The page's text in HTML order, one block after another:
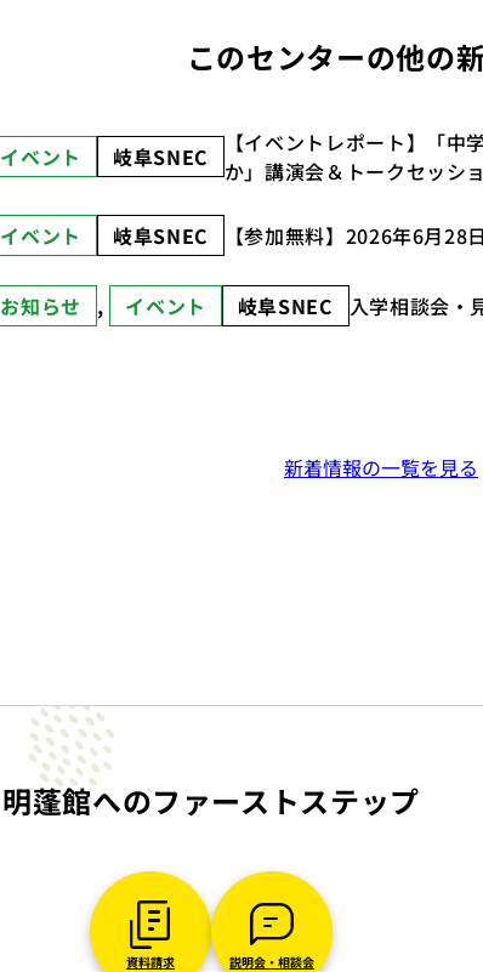
このセンターの他の
イベント 岐阜SNEC
【イベントレポート】「中
か」講演会＆トークセッシ
イベント 岐阜SNEC 【参加無料】2026年6月
お知らせ , イベント 岐阜SNEC 入学相談会・
新着情報の一覧を見る
明蓬館へのファーストステップ
資料請求 説明会・相談会